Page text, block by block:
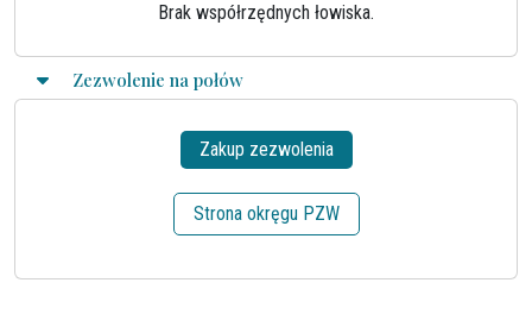
Brak współrzędnych łowiska.
Zezwolenie na połów
Zakup zezwolenia
Strona okręgu PZW